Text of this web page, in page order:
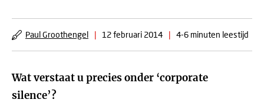
Paul Groothengel | 12 februari 2014 | 4-6 minuten leestijd
Wat verstaat u precies onder ‘corporate
silence’?